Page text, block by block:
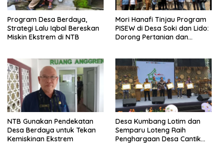
Program Desa Berdaya,
Strategi Lalu Iqbal Bereskan
Miskin Ekstrem di NTB
Mori Hanafi Tinjau Program
PISEW di Desa Soki dan Lido:
Dorong Pertanian dan
NTB Gunakan Pendekatan
Desa Berdaya untuk Tekan
Kemiskinan Ekstrem
Desa Kumbang Lotim dan
Semparu Loteng Raih
Penghargaan Desa Cantik